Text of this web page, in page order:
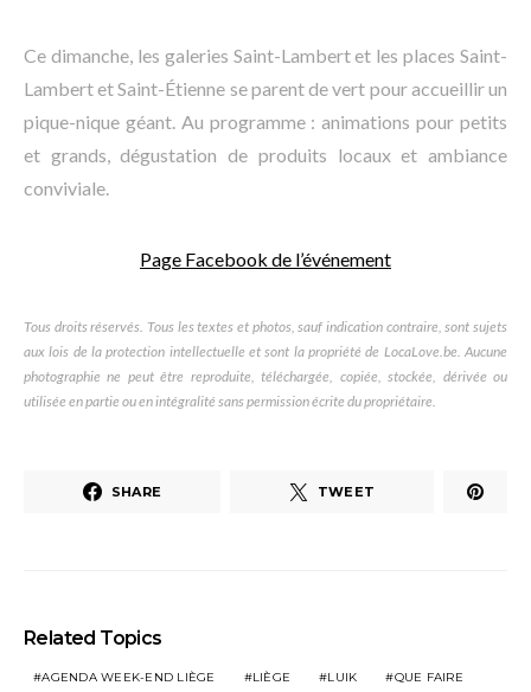
Ce dimanche, les galeries Saint-Lambert et les places Saint-
Lambert et Saint-Étienne se parent de vert pour accueillir un
pique-nique géant. Au programme : animations pour petits
et grands, dégustation de produits locaux et ambiance
conviviale.
Page Facebook de l’événement
Tous droits réservés. Tous les textes et photos, sauf indication contraire, sont sujets
aux lois de la protection intellectuelle et sont la propriété de LocaLove.be. Aucune
photographie ne peut être reproduite, téléchargée, copiée, stockée, dérivée ou
utilisée en partie ou en intégralité sans permission écrite du propriétaire.
SHARE TWEET
Related Topics
AGENDA WEEK-END LIÈGE LIÈGE LUIK QUE FAIRE